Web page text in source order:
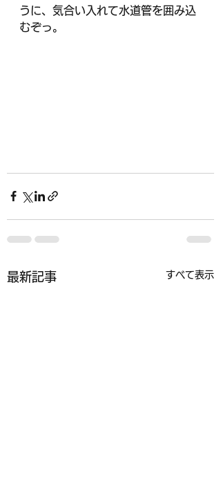
うに、気合い入れて水道管を囲み込
むぞっ。
最新記事 すべて表示